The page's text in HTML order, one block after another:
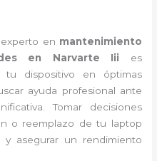
en mantenimiento
en Narvarte Iii es
tu dispositivo en óptimas
ayuda profesional ante
Tomar decisiones
o reemplazo de tu laptop
asegurar un rendimiento